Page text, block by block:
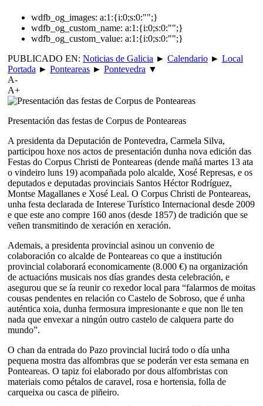
wdfb_og_images: a:1:{i:0;s:0:"";}
wdfb_og_custom_name: a:1:{i:0;s:0:"";}
wdfb_og_custom_value: a:1:{i:0;s:0:"";}
PUBLICADO EN: Noticias de Galicia ► Calendario ► Local
Portada ► Ponteareas ► Pontevedra ▼
A-
A+
Presentación das festas de Corpus de Ponteareas
A presidenta da Deputación de Pontevedra, Carmela Silva,
participou hoxe nos actos de presentación dunha nova edición das
Festas do Corpus Christi de Ponteareas (dende mañá martes 13 ata
o vindeiro luns 19) acompañada polo alcalde, Xosé Represas, e os
deputados e deputadas provinciais Santos Héctor Rodríguez,
Montse Magallanes e Xosé Leal. O Corpus Christi de Ponteareas,
unha festa declarada de Interese Turístico Internacional desde 2009
e que este ano compre 160 anos (desde 1857) de tradición que se
veñen transmitindo de xeración en xeración.
Ademais, a presidenta provincial asinou un convenio de
colaboración co alcalde de Ponteareas co que a institución
provincial colaborará economicamente (8.000 €) na organización
de actuacións musicais nos días grandes desta celebración, e
asegurou que se ía reunir co rexedor local para “falarmos de moitas
cousas pendentes en relación co Castelo de Sobroso, que é unha
auténtica xoia, dunha fermosura impresionante e que non lle ten
nada que envexar a ningún outro castelo de calquera parte do
mundo”.
O chan da entrada do Pazo provincial lucirá todo o día unha
pequena mostra das alfombras que se poderán ver esta semana en
Ponteareas. O tapiz foi elaborado por dous alfombristas con
materiais como pétalos de caravel, rosa e hortensia, folla de
carqueixa ou casca de piñeiro.